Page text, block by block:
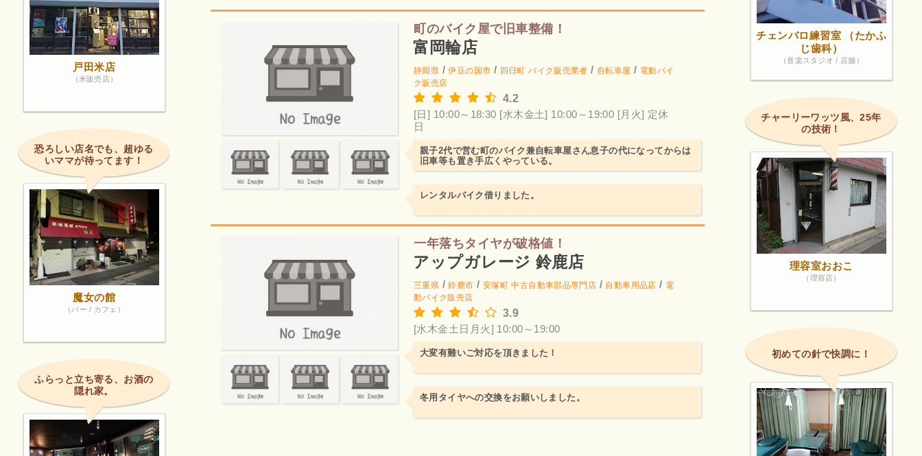
町のバイク屋で旧車整備！
富岡輪店
静岡県 /伊豆の国市 / 四日町 バイク販売業者 / 自転車屋 / 電動バイ
ク販売店
4.2
[日] 10:00～18:30 [水木金土] 10:00～19:00 [月火] 定休
日
親子2代で営む町のバイク兼自転車屋さん息子の代になってからは
旧車等も置き手広くやっている。
レンタルバイク借りました。
一年落ちタイヤが破格値！
アップガレージ 鈴鹿店
三重県 /鈴鹿市 / 安塚町 中古自動車部品専門店 / 自動車用品店 / 電
動バイク販売店
3.9
[水木金土日月火] 10:00～19:00
大変有難いご対応を頂きました！
冬用タイヤへの交換をお願いしました。
戸田米店
（米販売店）
恐ろしい店名でも、超ゆる
いママが待ってます！
魔女の館
（バー / カフェ）
ふらっと立ち寄る、お酒の
隠れ家。
チェンバロ練習室 （たかふ
じ歯科）
（音楽スタジオ / 店舗）
チャーリーワッツ風、25年
の技術！
理容室おおこ
（理容店）
初めての針で快調に！